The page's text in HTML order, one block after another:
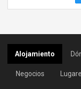
Alojamiento
Negocios